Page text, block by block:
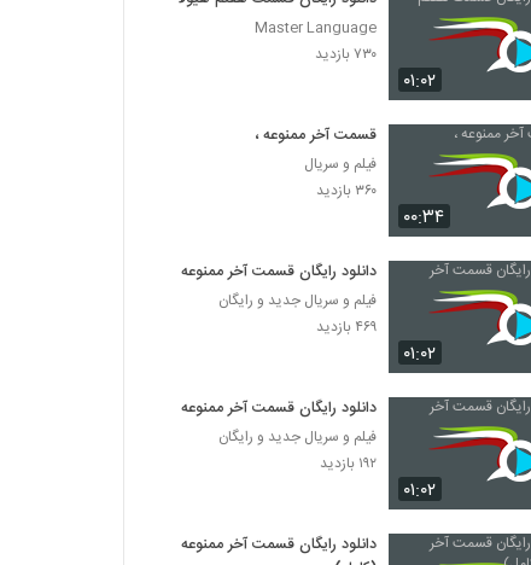
۰۱:۰۲
Master Language
۷۳۰ بازدید
۰۰:۳۴
قسمت آخر ممنوعه ،
فیلم و سریال
۳۶۰ بازدید
۰۱:۰۲
دانلود رایگان قسمت آخر ممنوعه
فیلم و سریال جدید و رایگان
۴۶۹ بازدید
۰۱:۰۲
دانلود رایگان قسمت آخر ممنوعه
فیلم و سریال جدید و رایگان
۱۹۲ بازدید
دانلود رایگان قسمت آخر ممنوعه